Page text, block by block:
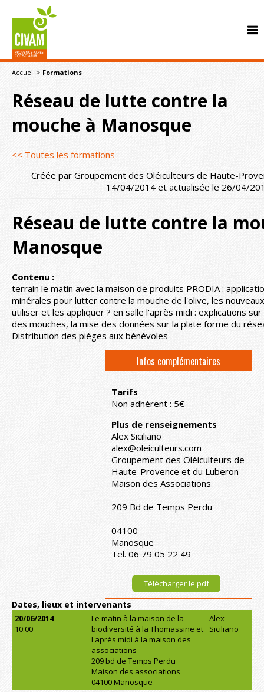
Accueil > Formations
Réseau de lutte contre la
mouche à Manosque
<< Toutes les formations
Créée par Groupement des Oléiculteurs de Haute-
14/04/2014 et actualisée le 26/04/
Réseau de lutte contre la
Manosque
Contenu :
terrain le matin avec la maison de produits PRODIA :
minérales pour lutter contre la mouche de l'olive, les
utiliser et les appliquer ? en salle l'après midi : explications
des mouches, la mise des données sur la plate forme du
Distribution des pièges aux bénévoles
Infos complémentaires
Tarifs
Non adhérent : 5€
Plus de renseignements
Alex Siciliano
alex@oleiculteurs.com
Groupement des Oléiculteurs de
Haute-Provence et du Luberon
Maison des Associations
209 Bd de Temps Perdu
04100
Manosque
Tel. 06 79 05 22 49
Télécharger le pdf
Dates, lieux et intervenants
20/06/2014
10:00
Le matin à la maison de la
biodiversité à la Thomassine et
l'après midi à la maison des
associations
209 bd de Temps Perdu
Maison des associations
04100 Manosque
Alex
Siciliano